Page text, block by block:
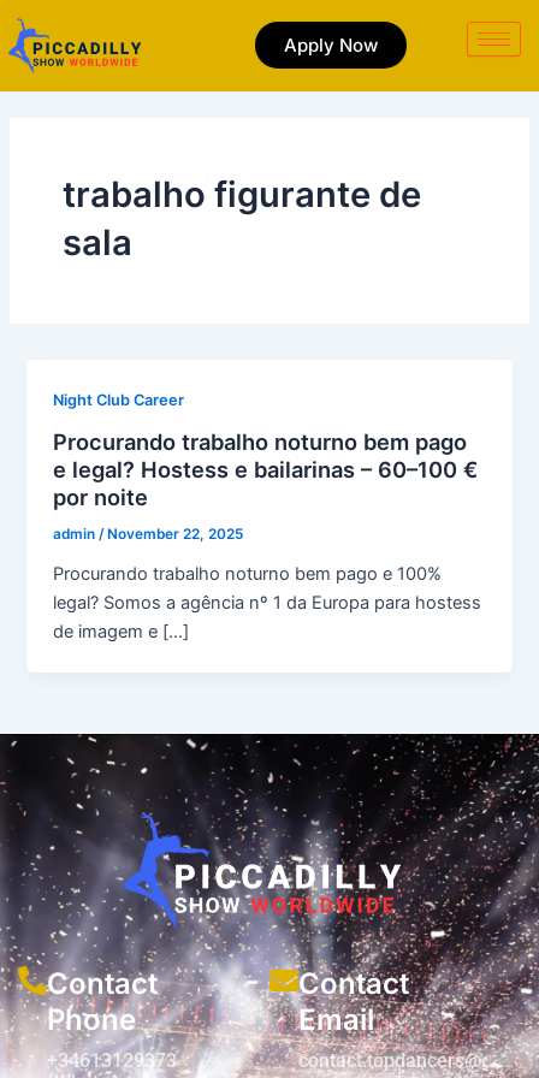
Skip
to
content
Apply Now
trabalho figurante de
sala
Night Club Career
Procurando trabalho noturno bem pago
e legal? Hostess e bailarinas – 60–100 €
por noite
admin/ November 22, 2025
Procurando trabalho noturno bem pago e 100%
legal? Somos a agência nº 1 da Europa para hostess
de imagem e […]
Contact
Phone
+34613129373
Contact
Email